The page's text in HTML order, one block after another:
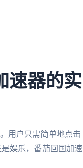
速器的实
用户只需简单地点击
娱乐，番茄回国加速